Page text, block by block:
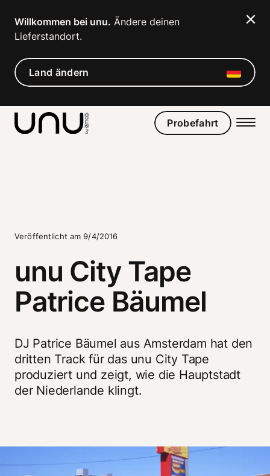
Willkommen bei unu. Ändere deinen
Lieferstandort.
Land ändern
Probefahrt
Veröffentlicht am 9/4/2016
unu City Tape
Patrice Bäumel
DJ Patrice Bäumel aus Amsterdam hat den
dritten Track für das unu City Tape
produziert und zeigt, wie die Hauptstadt
der Niederlande klingt.